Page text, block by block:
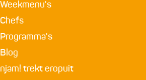
Weekmenu's
Chefs
Programma's
Blog
njam! trekt eropuit